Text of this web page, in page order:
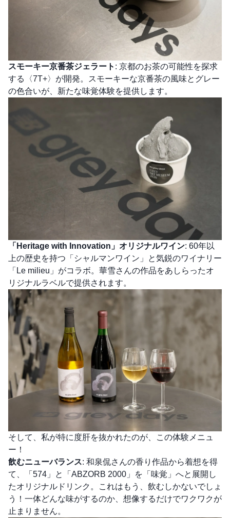
スモーキー京番茶ジェラート : 京都のお茶の可能性を探求
する〈7T+〉が開発。スモーキーな京番茶の風味とグレー
の色合いが、新たな味覚体験を提供します。
「Heritage with Innovation」オリジナルワイン: 60年以
上の歴史を持つ「シャルマンワイン」と気鋭のワイナリー
「Le milieu」がコラボ。華雪さんの作品をあしらったオ
リジナルラベルで提供されます。
そして、私が特に度肝を抜かれたのが、この体験メニュ
ー！
飲むニューバランス: 和泉侃さんの香り作品から着想を得
て、「574」と「ABZORB 2000」を「味覚」へと展開し
たオリジナルドリンク。これはもう、飲むしかないでしょ
う！一体どんな味がするのか、想像するだけでワクワクが
止まりません。